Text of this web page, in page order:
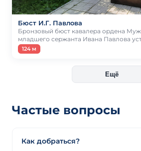
Бюст И.Г. Павлова
Бронзовый бюст кавалера ордена
младшего сержанта Ивана Павлова
124 м
Ещё
Частые вопросы
Как добраться?